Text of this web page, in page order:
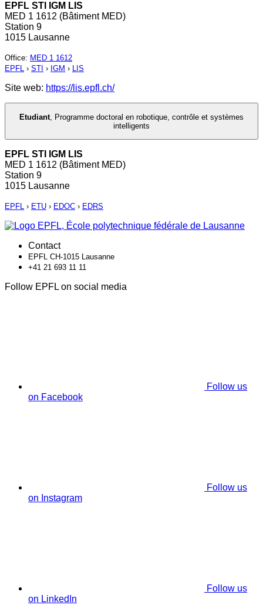
EPFL STI IGM LIS
MED 1 1612 (Bâtiment MED)
Station 9
1015 Lausanne
Office: MED 1 1612
EPFL › STI › IGM › LIS
Site web: https://lis.epfl.ch/
Etudiant Programme doctoral en robotique, contrôle et systèmes
intelligents
EPFL STI IGM LIS
MED 1 1612 (Bâtiment MED)
Station 9
1015 Lausanne
EPFL › ETU › EDOC › EDRS
Contact
EPFL CH-1015 Lausanne
+41 21 693 11 11
Follow EPFL on social media
Follow us
on Facebook
Follow us
on Instagram
Follow us
on LinkedIn